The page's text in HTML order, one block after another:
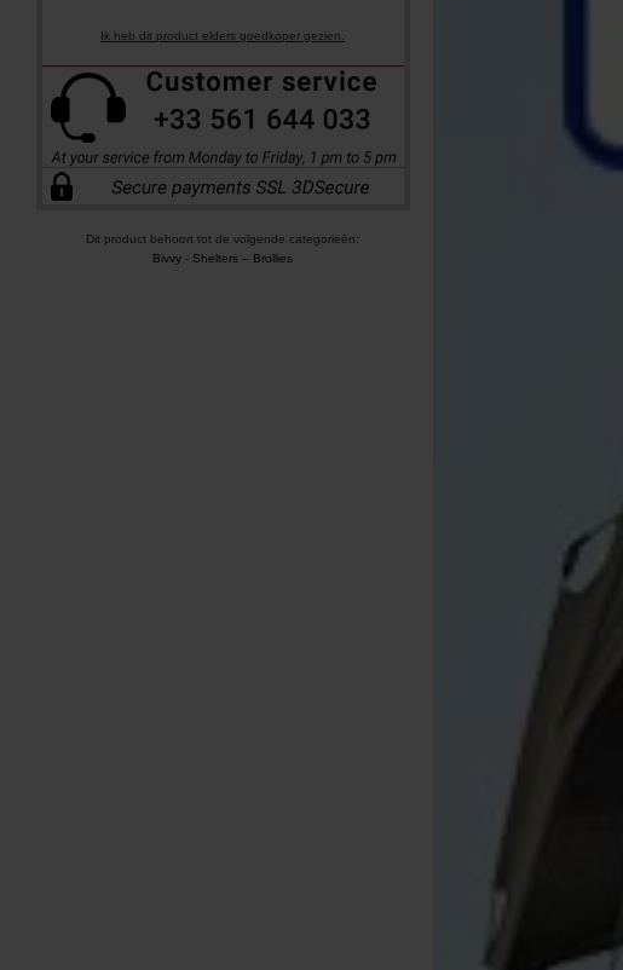
Ik heb dit product elders goedkoper gezien.
Dit product behoort tot de volgende categorieën:
Bivvy - Shelters – Brollies